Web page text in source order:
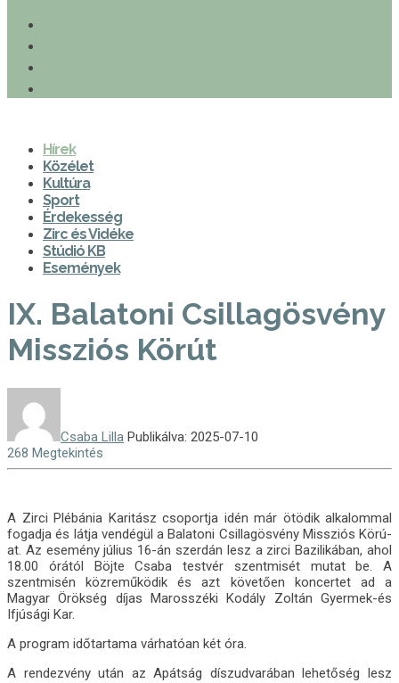
Hírek
Közélet
Kultúra
Sport
Érdekesség
Zirc és Vidéke
Stúdió KB
Események
IX. Balatoni Csillagösvény
Missziós Körút
Csaba Lilla Publikálva: 2025-07-10
268 Megtekintés
A Zirci Plébánia Karitász csoportja idén már ötödik alkalommal
fogadja és látja vendégül a Balatoni Csillagösvény Missziós Körú-
at. Az esemény július 16-án szerdán lesz a zirci Bazilikában, ahol
18.00 órától Böjte Csaba testvér szentmisét mutat be. A
szentmisén közreműködik és azt követően koncertet ad a
Magyar Örökség díjas Marosszéki Kodály Zoltán Gyermek-és
Ifjúsági Kar.
A program időtartama várhatóan két óra.
A rendezvény után az Apátság díszudvarában lehetőség lesz